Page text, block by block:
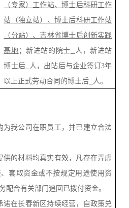
（专家）工作站、博士后科研工作
站（独立站）、博士后科研工作站
（分站）、吉林省博士后创新实践
基地 ；新进站的院士
人，新进站
博士后
人，出站后与企业签订3年
以上正式劳动合同的博士后
人。
为我公司在职员工，并已建立合法
供的材料均真实有效，凡存在弄虚
套取资金或不按规定用途使用资
配合有关部门追回已拨付资金。
诺在长春新区持续经营，自政策兑